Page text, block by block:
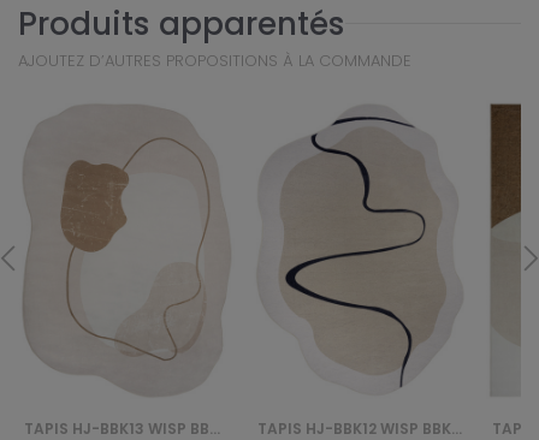
Produits apparentés
AJOUTEZ D’AUTRES PROPOSITIONS À LA COMMANDE
TAPIS HJ-BBK13 WISP BBK - RÓŻOWY TAPIS HJ-BBK12 WISP BBK - BEŻOWY